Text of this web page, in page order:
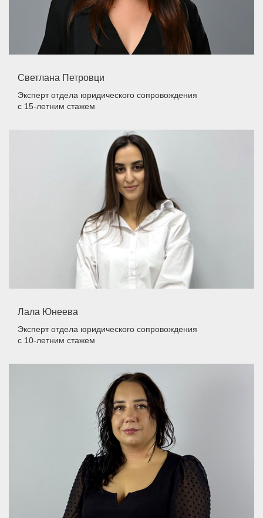
Светлана Петровци
Эксперт отдела юридического сопровождения
с 15-летним стажем
Лала Юнеева
Эксперт отдела юридического сопровождения
с 10-летним стажем